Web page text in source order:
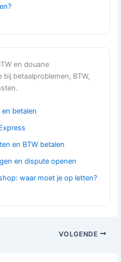
en douane
bij betaalproblemen, BTW,
en betalen
en BTW betalen
en dispute openen
waar moet je op letten?
VOLGENDE